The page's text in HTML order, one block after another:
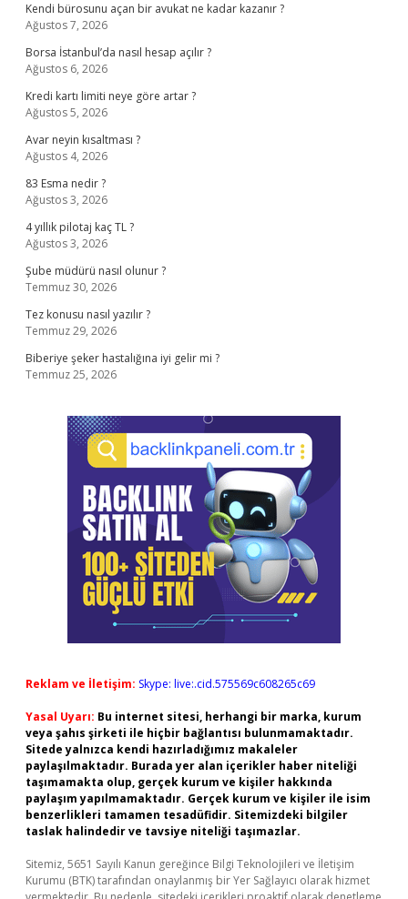
Kendi bürosunu açan bir avukat ne kadar kazanır ?
Ağustos 7, 2026
Borsa İstanbul’da nasıl hesap açılır ?
Ağustos 6, 2026
Kredi kartı limiti neye göre artar ?
Ağustos 5, 2026
Avar neyin kısaltması ?
Ağustos 4, 2026
83 Esma nedir ?
Ağustos 3, 2026
4 yıllık pilotaj kaç TL ?
Ağustos 3, 2026
Şube müdürü nasıl olunur ?
Temmuz 30, 2026
Tez konusu nasıl yazılır ?
Temmuz 29, 2026
Biberiye şeker hastalığına iyi gelir mi ?
Temmuz 25, 2026
Reklam ve İletişim: Skype: live:.cid.575569c608265c69
Yasal Uyarı: Bu internet sitesi, herhangi bir marka, kurum
veya şahıs şirketi ile hiçbir bağlantısı bulunmamaktadır.
Sitede yalnızca kendi hazırladığımız makaleler
paylaşılmaktadır. Burada yer alan içerikler haber niteliği
taşımamakta olup, gerçek kurum ve kişiler hakkında
paylaşım yapılmamaktadır. Gerçek kurum ve kişiler ile isim
benzerlikleri tamamen tesadüfidir. Sitemizdeki bilgiler
taslak halindedir ve tavsiye niteliği taşımazlar.
Sitemiz, 5651 Sayılı Kanun gereğince Bilgi Teknolojileri ve İletişim
Kurumu (BTK) tarafından onaylanmış bir Yer Sağlayıcı olarak hizmet